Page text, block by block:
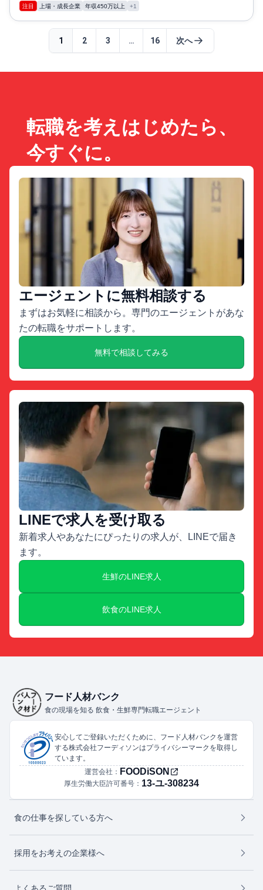
注目 上場・成長企業 年収450万以上 +1
1 2 3 … 16 次へ
転職を考えはじめたら、
今すぐに。
エージェントに無料相談する
まずはお気軽に相談から。専門のエージェントがあな
たの転職をサポートします。
無料で相談してみる
LINEで求人を受け取る
新着求人やあなたにぴったりの求人が、LINEで届き
ます。
生鮮のLINE求人
飲食のLINE求人
フード人材バンク
食の現場を知る 飲食・生鮮専門転職エージェント
安心してご登録いただくために、フード人材バンクを運営
する株式会社フーディソンはプライバシーマークを取得し
ています。
運営会社： FOODiSON
厚生労働大臣許可番号： 13-ユ-308234
食の仕事を探している方へ
採用をお考えの企業様へ
よくあるご質問